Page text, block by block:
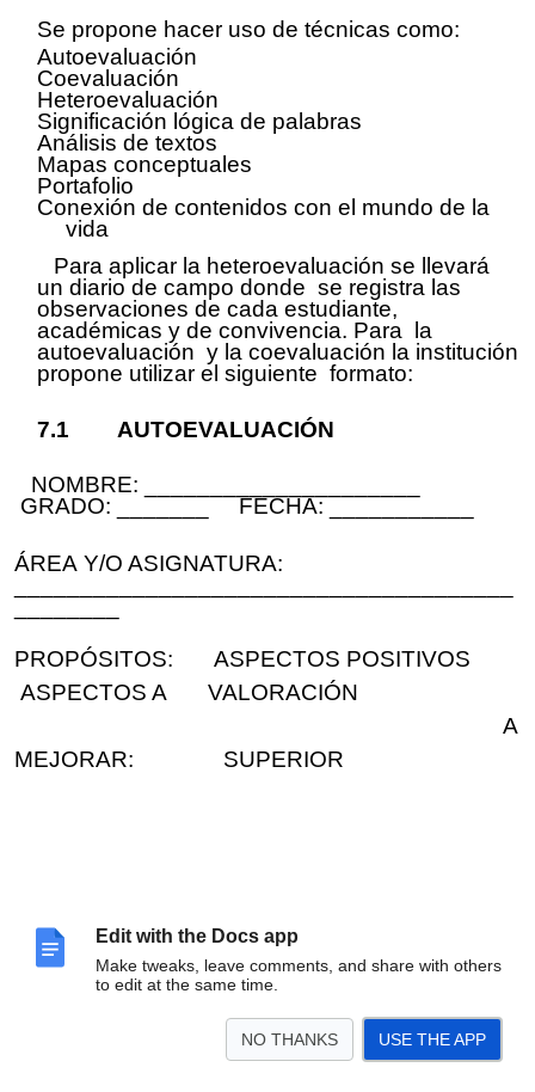
Edit with the Docs app
Make tweaks, leave comments, and share with others
to edit at the same time.
NO THANKS USE THE APP
Se propone hacer uso de técnicas como:
Autoevaluación
Coevaluación
Heteroevaluación
Significación lógica de palabras
Análisis de textos
Mapas conceptuales
Portafolio
Conexión de contenidos con el mundo de la
vida
Para aplicar la heteroevaluación se llevará
un diario de campo donde se registra las
observaciones de cada estudiante,
académicas y de convivencia. Para la
autoevaluación y la coevaluación la institución
propone utilizar el siguiente formato:
7.1 AUTOEVALUACIÓN
NOMBRE: _____________________
GRADO: _______ FECHA: ___________
ÁREA Y/O ASIGNATURA:
________
PROPÓSITOS: ASPECTOS POSITIVOS
ASPECTOS A VALORACIÓN
A
MEJORAR: SUPERIOR
A: PERSONALES
BÁSICO
B: ACADÉMICOS
BAJO